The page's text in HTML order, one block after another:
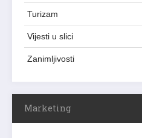
Turizam
Vijesti u slici
Zanimljivosti
Marketing